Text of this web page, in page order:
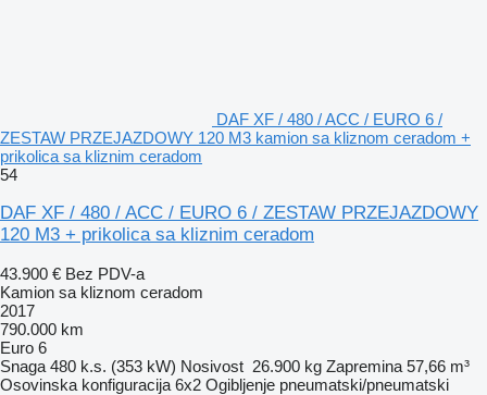
DAF XF / 480 / ACC / EURO 6 /
ZESTAW PRZEJAZDOWY 120 M3 kamion sa kliznom ceradom +
prikolica sa kliznim ceradom
54
DAF XF / 480 / ACC / EURO 6 / ZESTAW PRZEJAZDOWY
120 M3 + prikolica sa kliznim ceradom
43.900 € Bez PDV-a
Kamion sa kliznom ceradom
2017
790.000 km
Euro 6
Snaga 480 k.s. (353 kW) Nosivost 26.900 kg Zapremina 57,66 m³
Osovinska konfiguracija 6x2 Ogibljenje pneumatski/pneumatski